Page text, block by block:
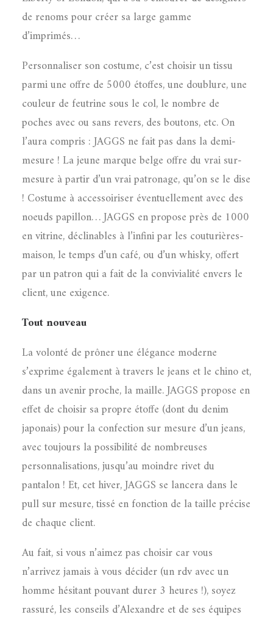
de renoms pour créer sa large gamme
d’imprimés…
Personnaliser son costume, c’est choisir un tissu
parmi une offre de 5000 étoffes, une doublure, une
couleur de feutrine sous le col, le nombre de
poches avec ou sans revers, des boutons, etc. On
l’aura compris : JAGGS ne fait pas dans la demi-
mesure ! La jeune marque belge offre du vrai sur-
mesure à partir d’un vrai patronage, qu’on se le dise
! Costume à accessoiriser éventuellement avec des
noeuds papillon… JAGGS en propose près de 1000
en vitrine, déclinables à l’infini par les couturières-
maison, le temps d’un café, ou d’un whisky, offert
par un patron qui a fait de la convivialité envers le
client, une exigence.
Tout nouveau
La volonté de prôner une élégance moderne
s’exprime également à travers le jeans et le chino et,
dans un avenir proche, la maille. JAGGS propose en
effet de choisir sa propre étoffe (dont du denim
japonais) pour la confection sur mesure d’un jeans,
avec toujours la possibilité de nombreuses
personnalisations, jusqu’au moindre rivet du
pantalon ! Et, cet hiver, JAGGS se lancera dans le
pull sur mesure, tissé en fonction de la taille précise
de chaque client.
Au fait, si vous n’aimez pas choisir car vous
n’arrivez jamais à vous décider (un rdv avec un
homme hésitant pouvant durer 3 heures !), soyez
rassuré, les conseils d’Alexandre et de ses équipes